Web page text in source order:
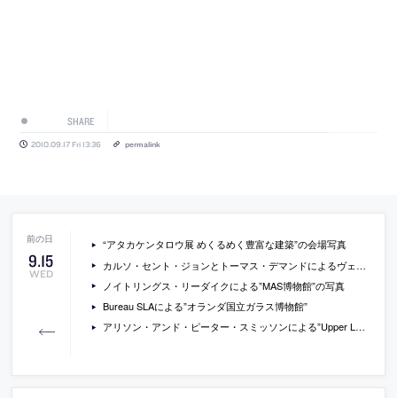
SHARE
2010.09.17 Fri 13:36 permalink
9.15
WED
“アタカケンタロウ展 めくるめく豊富な建築”の会場写真
カルソ・セント・ジョンとトーマス・デマンドによるヴェネチア・ビエンナーレ国際建築展でのインスタレーション
ノイトリングス・リーダイクによる”MAS博物館”の写真
Bureau SLAによる”オランダ国立ガラス博物館”
アリソン・アンド・ピーター・スミッソンによる”Upper Lawn Pavillon”の現在の写真